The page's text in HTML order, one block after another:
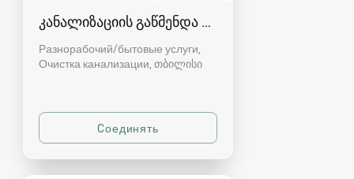
კანალიზაციის გაწმენდა თბილისი 557554000
Разнорабочий/бытовые услуги,
Очистка канализации თბილისი